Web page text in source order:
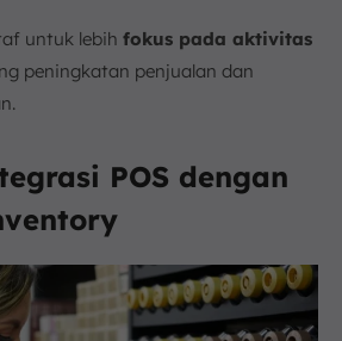
untuk lebih fokus pada aktivitas
peningkatan penjualan dan
POS dengan